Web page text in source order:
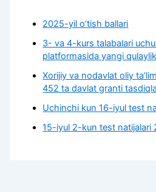
2025-yil o’tish ballari
3- va 4-kurs talabalari
platformasida yangi
Xorijiy va nodavlat oliy
452 ta davlat granti
Uchinchi kun 16-iyul test
15-iyul 2-kun test natijalari